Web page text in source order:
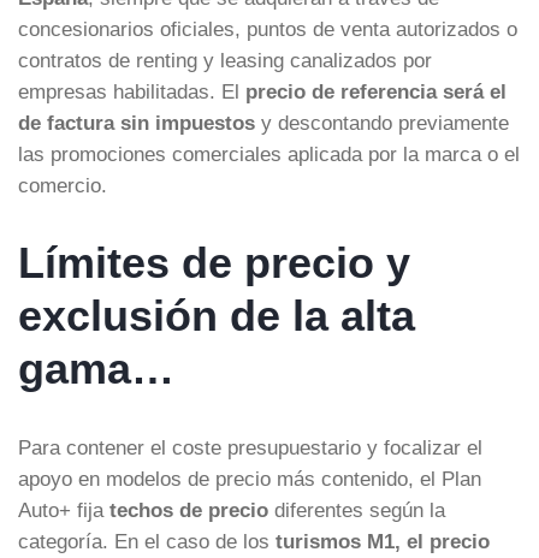
concesionarios oficiales, puntos de venta autorizados o
contratos de renting y leasing canalizados por
empresas habilitadas. El precio de referencia será el
de factura sin impuestos y descontando previamente
las promociones comerciales aplicada por la marca o el
comercio.
Límites de precio y
exclusión de la alta
gama…
Para contener el coste presupuestario y focalizar el
apoyo en modelos de precio más contenido, el Plan
Auto+ fija techos de precio diferentes según la
categoría. En el caso de los turismos M1, el precio